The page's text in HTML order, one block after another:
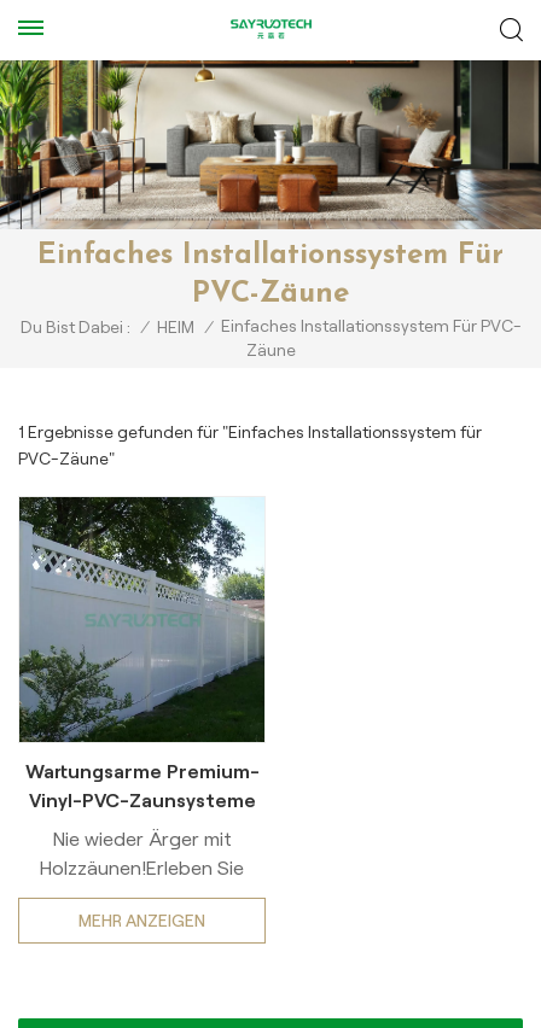
Einfaches Installationssystem Für
PVC-Zäune
Du Bist Dabei : / HEIM / Einfaches Installationssystem Für PVC-
Zäune
1 Ergebnisse gefunden für "Einfaches Installationssystem für
PVC-Zäune"
Wartungsarme Premium-
Vinyl-PVC-Zaunsysteme
in Handelsqualität
Nie wieder Ärger mit
Holzzäunen!Erleben Sie
dauerhafte Eleganz und
unkomplizierten Komfort mit
MEHR ANZEIGEN